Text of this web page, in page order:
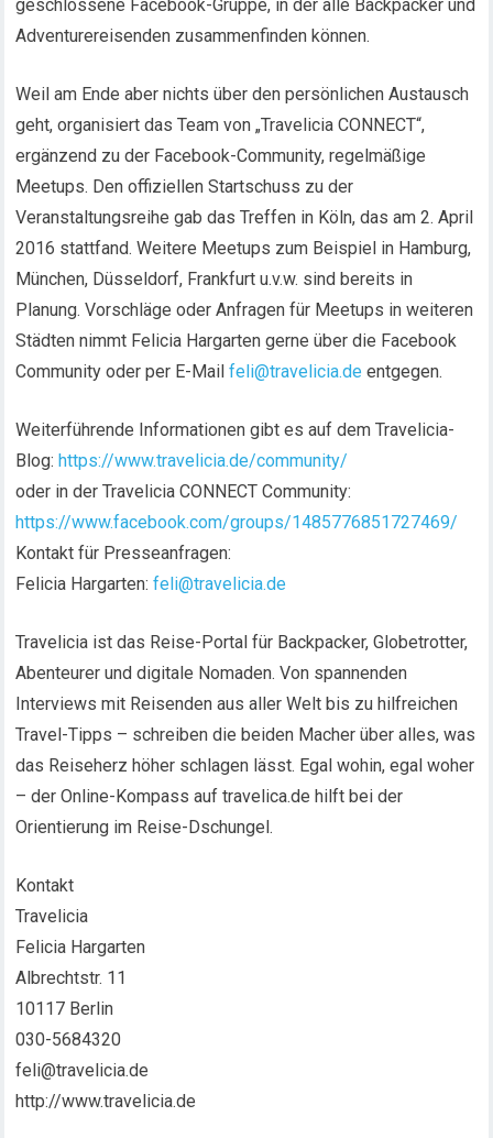
geschlossene Facebook-Gruppe, in der alle Backpacker und
Adventurereisenden zusammenfinden können.
Weil am Ende aber nichts über den persönlichen Austausch
geht, organisiert das Team von „Travelicia CONNECT“,
ergänzend zu der Facebook-Community, regelmäßige
Meetups. Den offiziellen Startschuss zu der
Veranstaltungsreihe gab das Treffen in Köln, das am 2. April
2016 stattfand. Weitere Meetups zum Beispiel in Hamburg,
München, Düsseldorf, Frankfurt u.v.w. sind bereits in
Planung. Vorschläge oder Anfragen für Meetups in weiteren
Städten nimmt Felicia Hargarten gerne über die Facebook
Community oder per E-Mailfeli@travelicia.de entgegen.
Weiterführende Informationen gibt es auf dem Travelicia-
Blog:https://www.travelicia.de/community/
oder in der Travelicia CONNECT Community:
https://www.facebook.com/groups/1485776851727469/
Kontakt für Presseanfragen:
Felicia Hargarten:feli@travelicia.de
Travelicia ist das Reise-Portal für Backpacker, Globetrotter,
Abenteurer und digitale Nomaden. Von spannenden
Interviews mit Reisenden aus aller Welt bis zu hilfreichen
Travel-Tipps – schreiben die beiden Macher über alles, was
das Reiseherz höher schlagen lässt. Egal wohin, egal woher
– der Online-Kompass auf travelica.de hilft bei der
Orientierung im Reise-Dschungel.
Kontakt
Travelicia
Felicia Hargarten
Albrechtstr. 11
10117 Berlin
030-5684320
feli@travelicia.de
http://www.travelicia.de